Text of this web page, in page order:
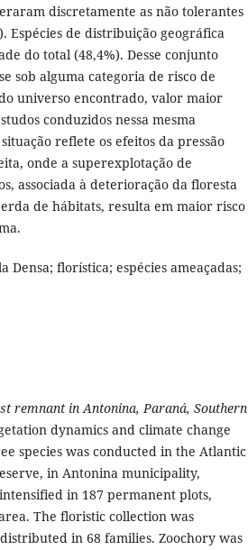
discretamente as não tolerantes
Espécies de distribuição geográfica
do total (48,4%). Desse conjunto
sob alguma categoria de risco de
universo encontrado, valor maior
conduzidos nessa mesma
reflete os efeitos da pressão
onde a superexplotação de
associada à deterioração da floresta
de hábitats, resulta em maior risco
Densa; florística; espécies ameaçadas;
remnant in Antonina, Paraná, Southern
dynamics and climate change
species was conducted in the Atlantic
in Antonina municipality,
in 187 permanent plots,
The floristic collection was
in 68 families. Zoochory was